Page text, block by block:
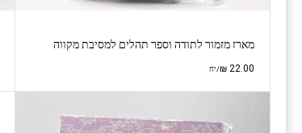
מארז מזמור לתודה וספר תהלים למסיבת מקווה
₪ 22.00 /יח